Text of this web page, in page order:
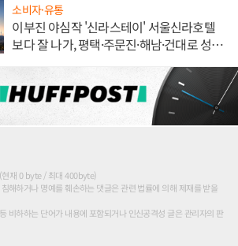
소비자·유통
이부진 야심작 '신라스테이' 서울신라호텔
보다 잘 나가, 평택·주문진·해남·건대로 성
현재 0 byte / 최대 400byte)
해하거나 명예를 훼손하는 댓글은 관련 법률에 의해 제재를 받을
비하하는 단어가 내용에 포함되거나 인신공격성 글은 관리자의 판